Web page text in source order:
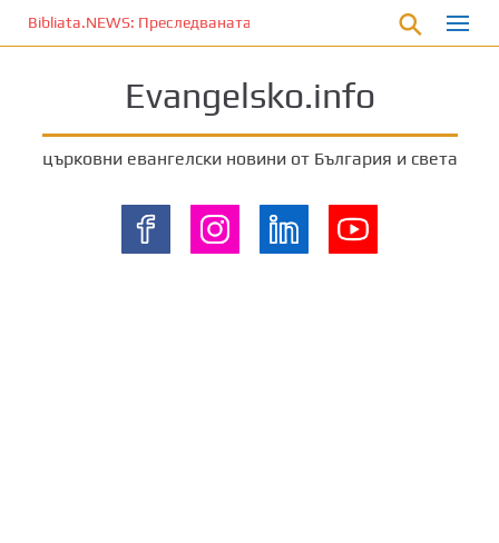
Bibliata.NEWS: Преследваната църква [4 декември 2025]
Evangelsko.info
църковни евангелски новини от България и света